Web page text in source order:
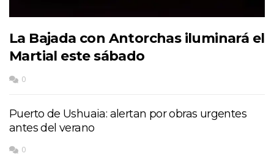
La Bajada con Antorchas iluminará el
Martial este sábado
0
Puerto de Ushuaia: alertan por obras urgentes
antes del verano
0